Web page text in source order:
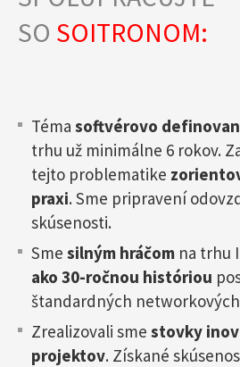
SO SOITRONOM:
Téma softvérovo
trhu už minimálne 6 rokov.
tejto problematike
praxi. Sme pripravení
skúsenosti.
Sme silným hráčom na trhu
ako 30-ročnou históriou
štandardných
Zrealizovali sme stovky
projektov. Získané